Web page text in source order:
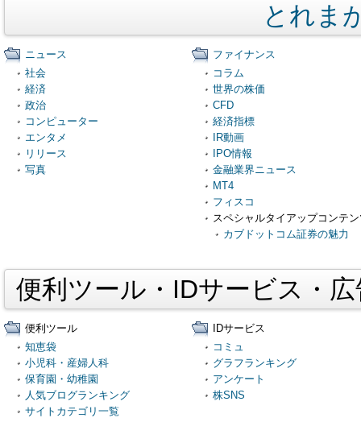
とれま
ニュース
社会
経済
政治
コンピューター
エンタメ
リリース
写真
ファイナンス
コラム
世界の株価
CFD
経済指標
IR動画
IPO情報
金融業界ニュース
MT4
フィスコ
スペシャルタイアップコンテ
カブドットコム証券の魅力
便利ツール・IDサービス・
便利ツール
知恵袋
小児科・産婦人科
保育園・幼稚園
人気ブログランキング
サイトカテゴリ一覧
IDサービス
コミュ
グラフランキング
アンケート
株SNS